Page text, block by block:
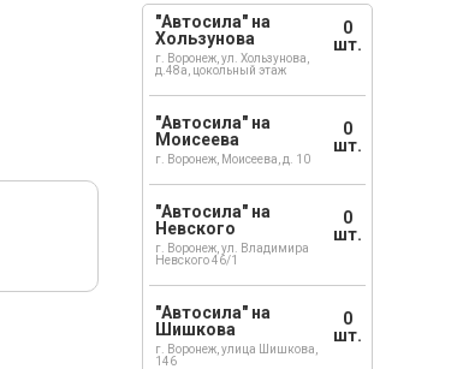
"Автосила" на
Хользунова
г. Воронеж, ул. Хользунова,
д.48а, цокольный этаж
0
шт.
"Автосила" на
Моисеева
г. Воронеж, Моисеева, д. 10
0
шт.
"Автосила" на
Невского
г. Воронеж, ул. Владимира
Невского 46/1
0
шт.
"Автосила" на
Шишкова
г. Воронеж, улица Шишкова,
146
0
шт.